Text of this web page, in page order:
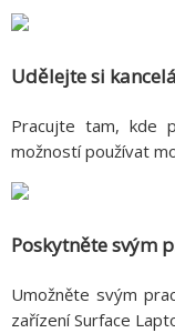
Udělejte si
Pracujte tam, kde
možností používat
Poskytněte svým
Umožněte svým
zařízení Surface